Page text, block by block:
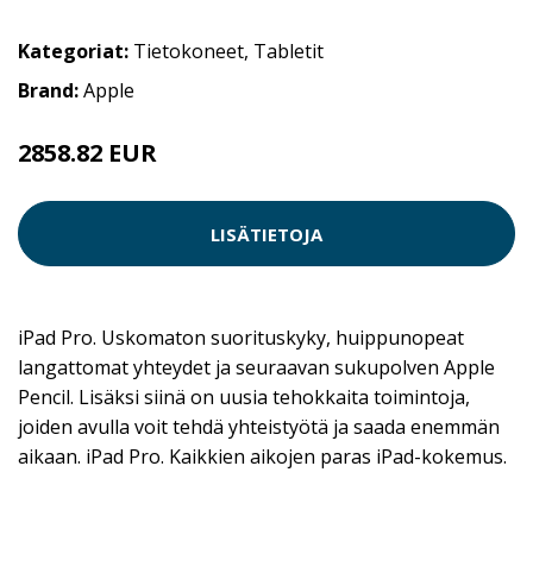
Kategoriat: Tietokoneet, Tabletit
Brand:Apple
2858.82 EUR
LISÄTIETOJA
iPad Pro. Uskomaton suorituskyky, huippunopeat
langattomat yhteydet ja seuraavan sukupolven Apple
Pencil. Lisäksi siinä on uusia tehokkaita toimintoja,
joiden avulla voit tehdä yhteistyötä ja saada enemmän
aikaan. iPad Pro. Kaikkien aikojen paras iPad-kokemus.